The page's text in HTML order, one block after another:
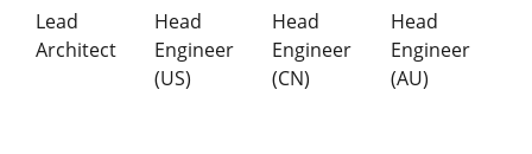
Lead
Architect
Head
Engineer
(US)
Head
Engineer
(CN)
Head
Engineer
(AU)